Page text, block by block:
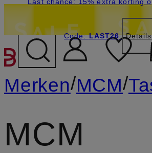
GA NAAR
Code:LAST26 Details
Merken/MCM/
MCM